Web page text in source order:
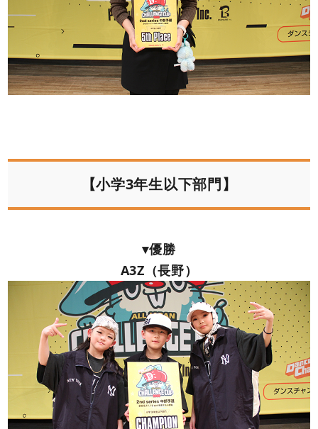
【小学3年生以下部門】
▾優勝
A3Z（長野）